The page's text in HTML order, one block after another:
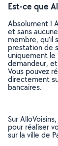
Est-ce que
Absolument !
et sans
membre, qu’il
prestation de
uniquement le
demandeur, et
Vous pouvez
directement
bancaires.
Sur
pour réaliser
sur la ville de